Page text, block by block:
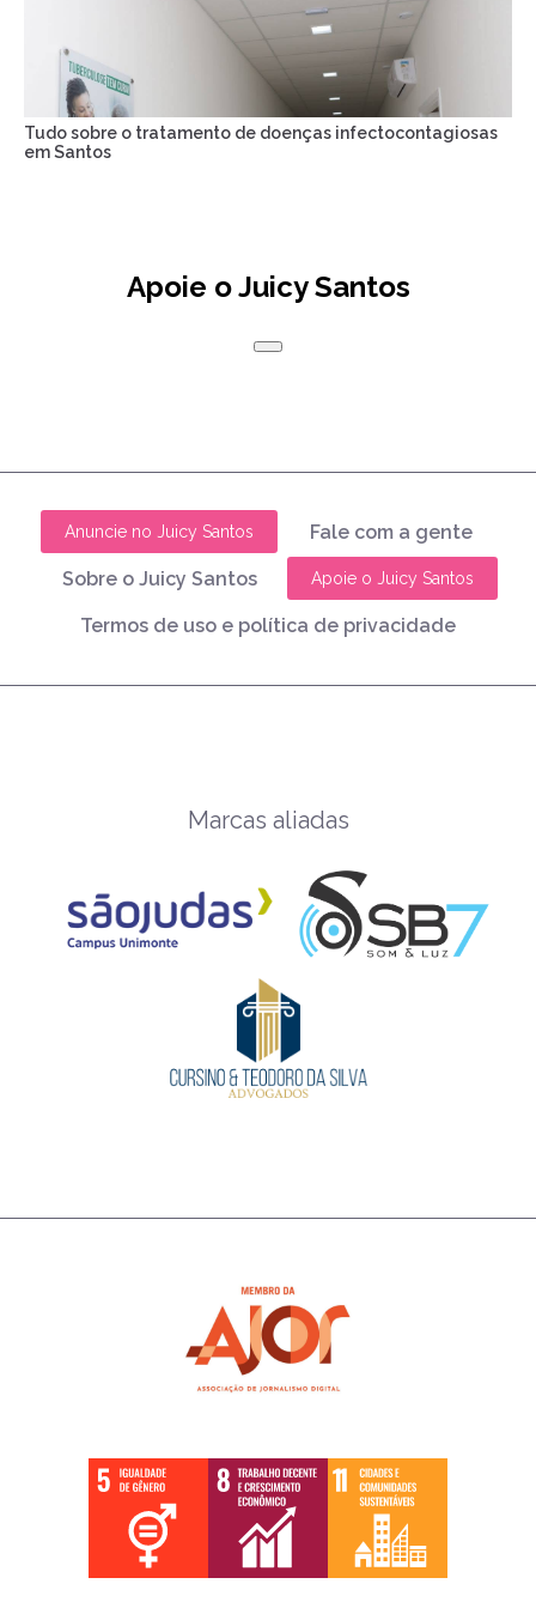
Tudo sobre o tratamento de doenças infectocontagiosas
em Santos
Apoie o Juicy Santos
Anuncie no Juicy Santos Fale com a gente
Sobre o Juicy Santos Apoie o Juicy Santos
Termos de uso e política de privacidade
Marcas aliadas